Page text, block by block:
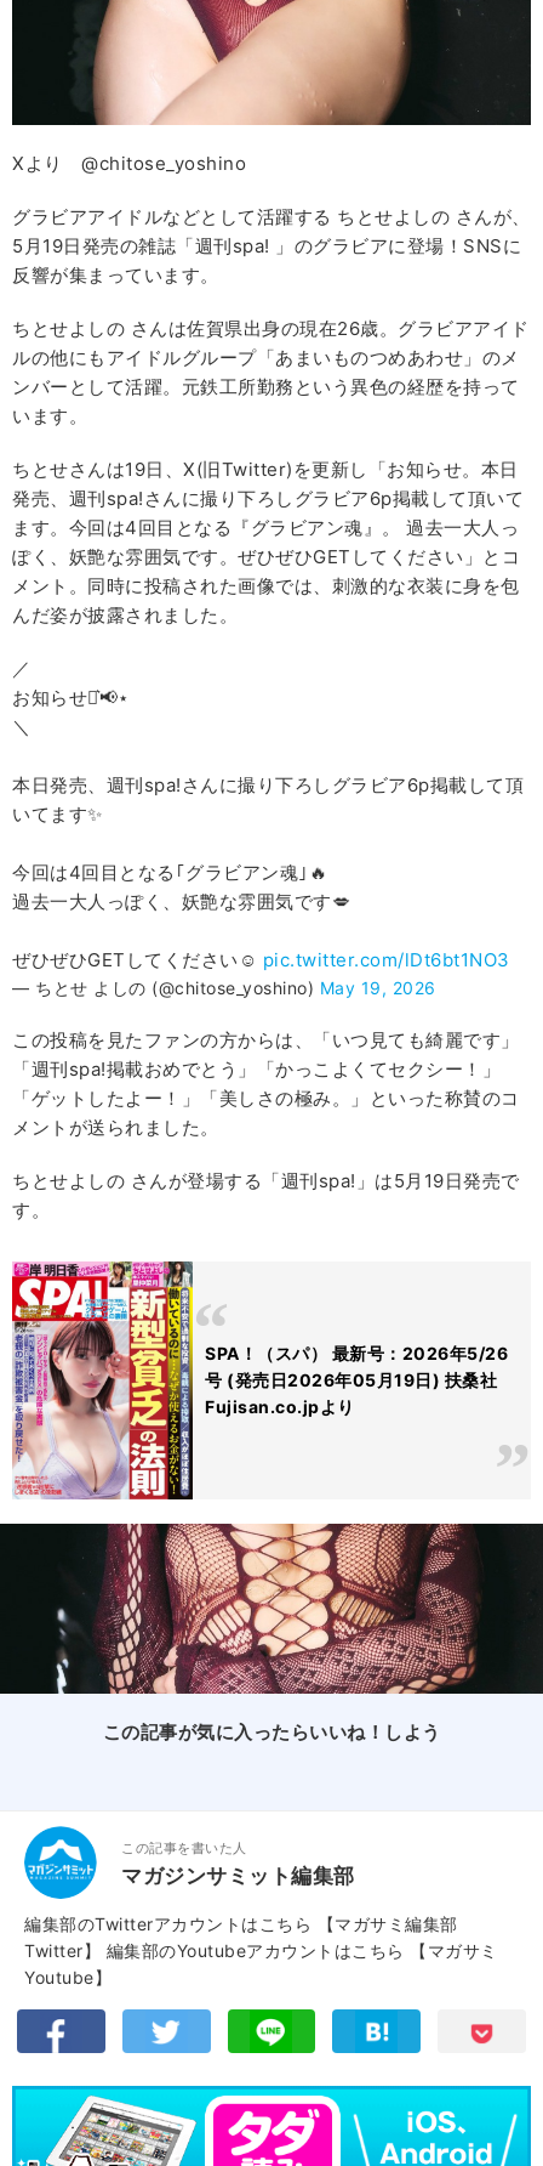
Xより @chitose_yoshino
グラビアアイドルなどとして活躍する ちとせよしの さんが、
5月19日発売の雑誌「週刊spa! 」のグラビアに登場！SNSに
反響が集まっています。
ちとせよしの さんは佐賀県出身の現在26歳。グラビアアイド
ルの他にもアイドルグループ「あまいものつめあわせ」のメ
ンバーとして活躍。元鉄工所勤務という異色の経歴を持って
います。
ちとせさんは19日、X(旧Twitter)を更新し「お知らせ。本日
発売、週刊spa!さんに撮り下ろしグラビア6p掲載して頂いて
ます。今回は4回目となる『グラビアン魂』。 過去一大人っ
ぽく、妖艶な雰囲気です。ぜひぜひGETしてください」とコ
メント。同時に投稿された画像では、刺激的な衣装に身を包
んだ姿が披露されました。
／
お知らせ⋆͛📢⋆
＼
本日発売、週刊spa!さんに撮り下ろしグラビア6p掲載して頂
いてます✨️
今回は4回目となる｢グラビアン魂｣🔥
過去一大人っぽく、妖艶な雰囲気です💋
ぜひぜひGETしてください☺︎︎ pic.twitter.com/lDt6bt1NO3
— ちとせ よしの (@chitose_yoshino) May 19, 2026
この投稿を見たファンの方からは、「いつ見ても綺麗です」
「週刊spa!掲載おめでとう」「かっこよくてセクシー！」
「ゲットしたよー！」「美しさの極み。」といった称賛のコ
メントが送られました。
ちとせよしの さんが登場する「週刊spa!」は5月19日発売で
す。
SPA！（スパ） 最新号：2026年5/26
号 (発売日2026年05月19日) 扶桑社
Fujisan.co.jpより
この記事が気に入ったらいいね！しよう
この記事を書いた人
マガジンサミット編集部
編集部のTwitterアカウントはこちら
【マガサミ編集部
Twitter】
編集部のYoutubeアカウントはこちら
【マガサミ
Youtube】